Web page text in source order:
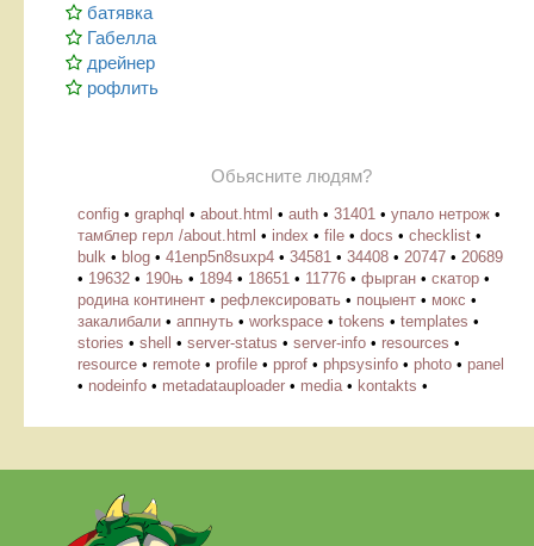
батявка
Габелла
дрейнер
рофлить
Обьясните людям?
config • graphql • about.html • auth • 31401 • упало нетрож •
тамблер герл /about.html • index • file • docs • checklist •
bulk • blog • 41enp5n8suxp4 • 34581 • 34408 • 20747 • 20689
• 19632 • 190њ • 1894 • 18651 • 11776 • фырган • скатор •
родина континент • рефлексировать • поцыент • мокс •
закалибали • аппнуть • workspace • tokens • templates •
stories • shell • server-status • server-info • resources •
resource • remote • profile • pprof • phpsysinfo • photo • panel
• nodeinfo • metadatauploader • media• kontakts •